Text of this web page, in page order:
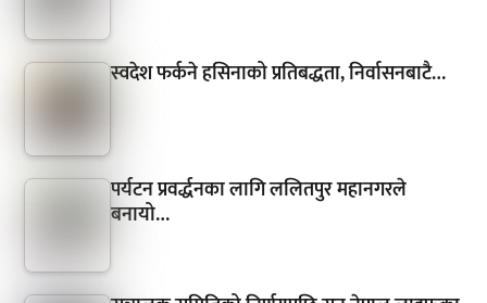
स्वदेश फर्कने हसिनाको प्रतिबद्धता, निर्वासनबाटै…
पर्यटन प्रवर्द्धनका लागि ललितपुर महानगरले
बनायो…